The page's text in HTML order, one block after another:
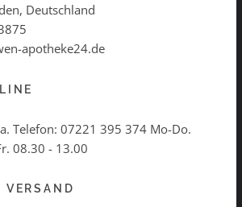
Deutschland
apotheke24.de
Telefon: 07221 395 374 Mo-Do.
08.30 - 13.00
VERSAND